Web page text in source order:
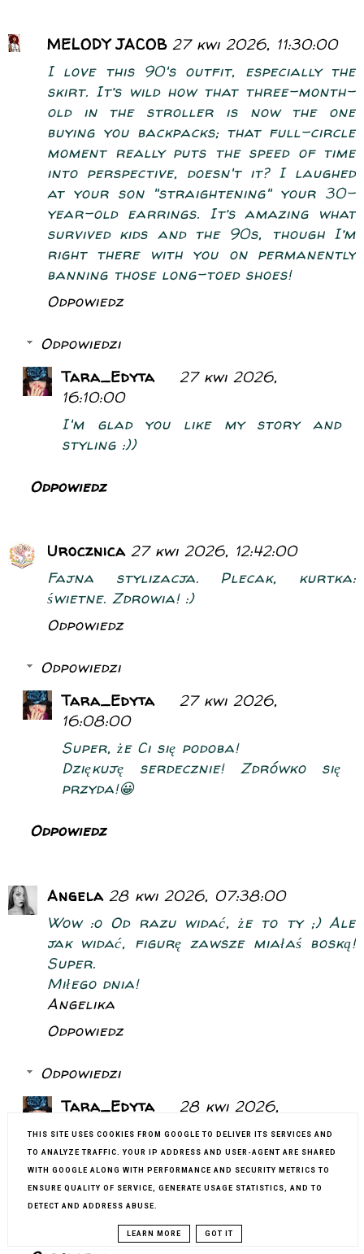
MELODY JACOB 27 kwi 2026, 11:30:00
I love this 90's outfit, especially the
skirt. It’s wild how that three-month-
old in the stroller is now the one
buying you backpacks; that full-circle
moment really puts the speed of time
into perspective, doesn't it? I laughed
at your son "straightening" your 30-
year-old earrings. It’s amazing what
survived kids and the 90s, though I’m
right there with you on permanently
banning those long-toed shoes!
Odpowiedz
Odpowiedzi
Tara_Edyta
27 kwi 2026,
16:10:00
I'm glad you like my story and
styling :))
Odpowiedz
Urocznica 27 kwi 2026, 12:42:00
Fajna stylizacja. Plecak, kurtka:
świetne. Zdrowia! :)
Odpowiedz
Odpowiedzi
Tara_Edyta
27 kwi 2026,
16:08:00
Super, że Ci się podoba!
Dziękuję serdecznie! Zdrówko się
przyda!😀
Odpowiedz
Angela 28 kwi 2026, 07:38:00
Wow :o Od razu widać, że to ty ;) Ale
jak widać, figurę zawsze miałaś boską!
Super.
Miłego dnia!
Angelika
Odpowiedz
Odpowiedzi
Tara_Edyta
28 kwi 2026,
19:00:00
Dzięki wielkie Angelika!
Zawsze byłam szczupła. Mam to w
genach. 😊
Miłych dni kochana!
THIS SITE USES COOKIES FROM GOOGLE TO DELIVER ITS SERVICES AND
TO ANALYZE TRAFFIC. YOUR IP ADDRESS AND USER-AGENT ARE SHARED
WITH GOOGLE ALONG WITH PERFORMANCE AND SECURITY METRICS TO
ENSURE QUALITY OF SERVICE, GENERATE USAGE STATISTICS, AND TO
DETECT AND ADDRESS ABUSE.
LEARN MORE GOT IT